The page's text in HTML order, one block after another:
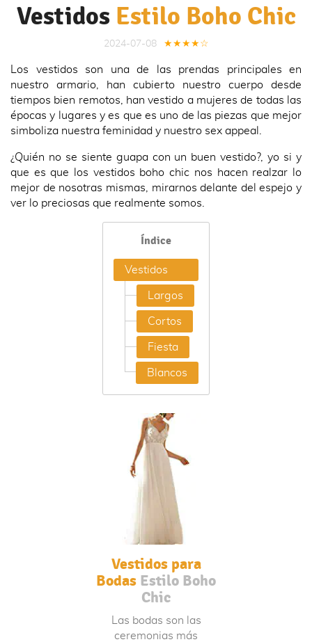
Vestidos Estilo Boho Chic
2024-07-08 ★★★★☆
Los vestidos son una de las prendas principales en
nuestro armario, han cubierto nuestro cuerpo desde
tiempos bien remotos, han vestido a mujeres de todas las
épocas y lugares y es que es uno de las piezas que mejor
simboliza nuestra feminidad y nuestro sex appeal.
¿Quién no se siente guapa con un buen vestido?, yo si y
que es que los vestidos boho chic nos hacen realzar lo
mejor de nosotras mismas, mirarnos delante del espejo y
ver lo preciosas que realmente somos.
Índice
Vestidos Estilo
Boho Chic
Vestidos
Vestidos
Largos
Estilo Boho
Chic
Largos
Vestidos
Cortos
Estilo Boho
Chic
Cortos
Vestidos
de Fiesta
Estilo
Fiesta
Vestidos
Blancos
Chic
Blancos
Vestidos para
Bodas Estilo Boho
Chic
Las bodas son las
ceremonias más
Chic